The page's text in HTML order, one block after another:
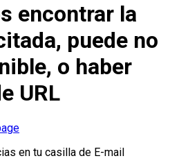
encontrar la
puede no
o haber
URL
en tu casilla de E-mail